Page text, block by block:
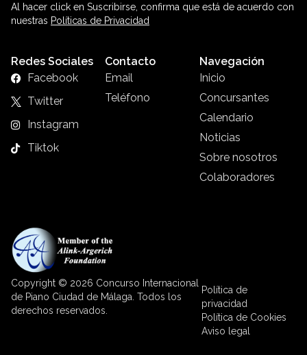
Al hacer click en Suscribirse, confirma que está de acuerdo con
nuestras Políticas de Privacidad
Redes Sociales
Facebook
Twitter
Instagram
Tiktok
Contacto
Email
Teléfono
Navegación
Inicio
Concursantes
Calendario
Noticias
Sobre nosotros
Colaboradores
Copyright © 2026 Concurso Internacional
de Piano Ciudad de Málaga. Todos los
derechos reservados.
Política de
privacidad
Política de Cookies
Aviso legal